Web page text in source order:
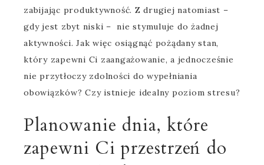
zabijając produktywność. Z drugiej natomiast –
gdy jest zbyt niski – nie stymuluje do żadnej
aktywności. Jak więc osiągnąć pożądany stan,
który zapewni Ci zaangażowanie, a jednocześnie
nie przytłoczy zdolności do wypełniania
obowiązków? Czy istnieje idealny poziom stresu?
Planowanie dnia, które
zapewni Ci przestrzeń do